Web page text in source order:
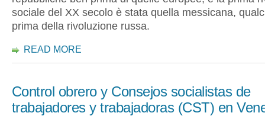
sociale del XX secolo è stata quella messicana,
prima della rivoluzione russa.
READ MORE
Control obrero y Consejos socialistas de
trabajadores y trabajadoras (CST) en